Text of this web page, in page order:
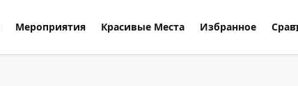
Мероприятия Красивые Места Избранное